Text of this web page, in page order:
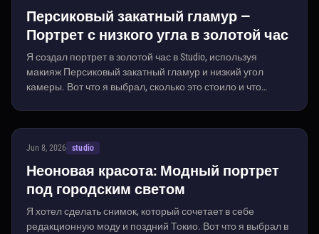
Персиковый закатный гламур —
Портрет с низкого угла в золотой час
Я создал портрет в золотой час в Studio, используя
макияж Персиковый закатный гламур и низкий угол
камеры. Вот что я выбрал, сколько это стоило и что
Jun 8, 2026 studio
Неоновая красота: Модный портрет
под городским светом
Я хотел сделать снимок, который сочетает в себе
редакционную моду и поздний Токио. Вот что я выбрал в